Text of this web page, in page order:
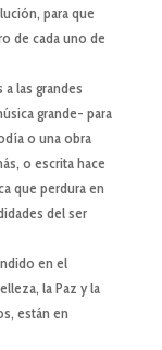
para que
de cada uno de
las grandes
grande- para
o una obra
o escrita hace
que perdura en
del ser
en el
la Paz y la
están en